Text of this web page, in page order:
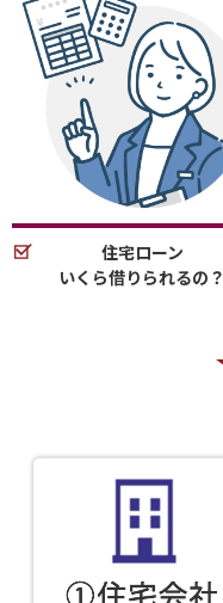
住宅ローン
いくら借りられるの？